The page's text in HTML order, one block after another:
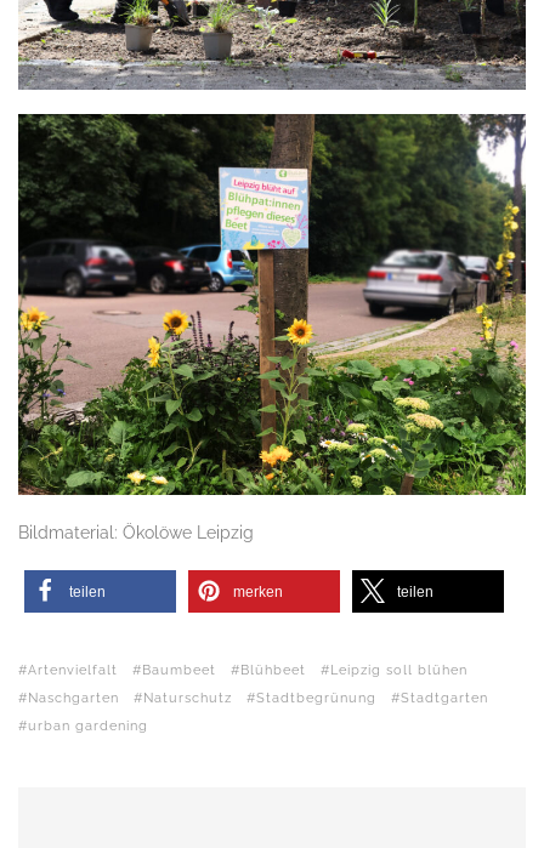
Bildmaterial: Ökolöwe Leipzig
teilen merken teilen
Artenvielfalt Baumbeet Blühbeet
Leipzig soll blühen
Naschgarten
Naturschutz Stadtbegrünung
Stadtgarten
urban gardening